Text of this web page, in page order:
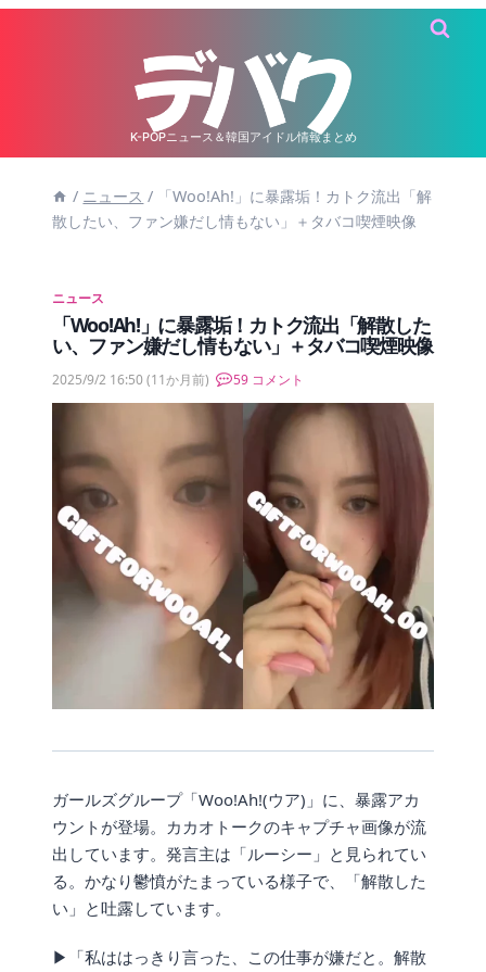
K-POPニュース＆韓国アイドル情報まとめ
/ ニュース /
「Woo!Ah!」に暴露垢！カトク流出「解
散したい、ファン嫌だし情もない」＋タバコ喫煙映像
ニュース
「Woo!Ah!」に暴露垢！カトク流出「解散した
い、ファン嫌だし情もない」＋タバコ喫煙映像
2025/9/2 16:50(11か月前) 59 コメント
ガールズグループ「Woo!Ah!(ウア)」に、暴露アカ
ウントが登場。カカオトークのキャプチャ画像が流
出しています。発言主は「ルーシー」と見られてい
る。かなり鬱憤がたまっている様子で、「解散した
い」と吐露しています。
▶「私ははっきり言った、この仕事が嫌だと。解散